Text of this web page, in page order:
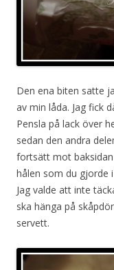
Den ena biten satte
av min låda. Jag fick
Pensla på lack över
sedan den andra
fortsätt mot
hålen som du gjorde
Jag valde att inte
ska hänga på
servett.